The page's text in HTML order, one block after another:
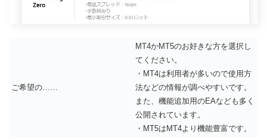
ご希望の……
MT4かMT5のお好きな方を選択し
てください。
・MT4は利用者が多いので使用方
法などの情報が調べやすいです。
また、機能追加用のEAなども多く
公開されています。
・MT5はMT4より機能豊富です。